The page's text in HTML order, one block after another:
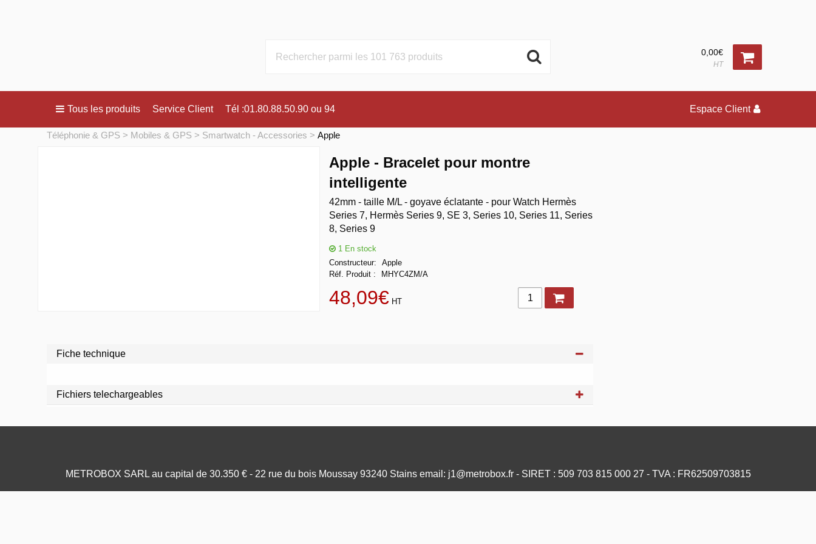
0,00€
HT
Tous les produits Service Client Tél :01.80.88.50.90 ou 94 Espace Client
Téléphonie & GPS Mobiles & GPS Smartwatch - Accessories Apple
Apple - Bracelet pour montre
intelligente
42mm - taille M/L - goyave éclatante - pour Watch Hermès
Series 7, Hermès Series 9, SE 3, Series 10, Series 11, Series
8, Series 9
1 En stock
Constructeur
Apple
Réf. Produit
MHYC4ZM/A
48,09€ HT
Fiche technique
Fichiers telechargeables
METROBOX SARL au capital de 30.350 € - 22 rue du bois Moussay 93240 Stains email: j1@metrobox.fr - SIRET : 509 703 815 000 27 - TVA : FR62509703815